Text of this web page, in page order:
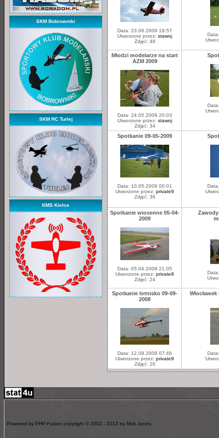
SKM Bobrowniki
SKM RC Turlej
KMS Kielce
Data: 23.06.2009 18:57
Utworzone przez: stawoj
Zdjęć: 48
Młodzi modelarze na start
AZM 2009
Data: 24.05.2009 20:03
Utworzone przez: stawoj
Zdjęć: 34
Spotkanie 09-05-2009
Data: 10.05.2009 00:01
Utworzone przez: private9
Zdjęć: 36
Spotkanie wiosenne 05-04-
2009
Data: 05.04.2009 21:05
Utworzone przez: private9
Zdjęć: 24
Spotkanie lotnisko 09-09-
2008
Data: 12.09.2008 07:46
Utworzone przez: private9
Zdjęć: 20
Powered by PHP-Fusion copyright © 2002 - 2013 by Nick Jones.